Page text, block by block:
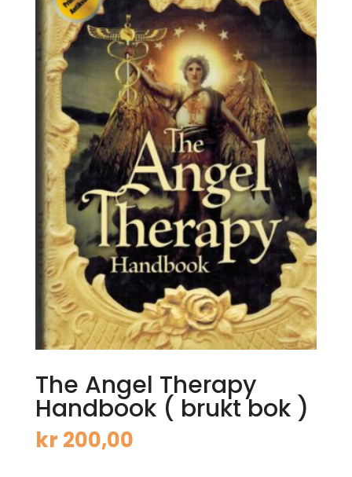
The Angel Therapy
Handbook ( brukt bok )
kr 200,00